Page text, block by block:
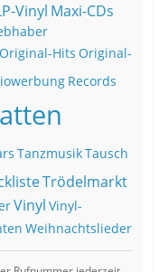
Vinyl Maxi-CDs
Original-Hits Original-
Records
TanzmusikTausch
Trödelmarkt
Vinyl Vinyl-
Weihnachtslieder